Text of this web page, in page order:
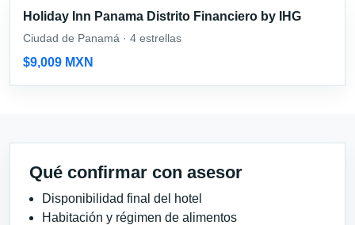
Holiday Inn Panama Distrito Financiero by IHG
Ciudad de Panamá · 4 estrellas
$9,009 MXN
Qué confirmar con asesor
Disponibilidad final del hotel
Habitación y régimen de alimentos